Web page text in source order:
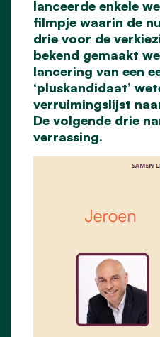
lanceerde enkele
filmpje waarin de
drie voor de
bekend gemaakt
lancering van een
‘pluskandidaat’
verruimingslijst
De volgende drie
verrassing.